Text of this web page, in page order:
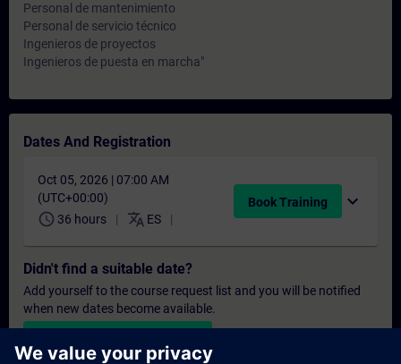
Personal de mantenimiento
Personal de servicio técnico
Ingenieros de proyectos
Ingenieros de puesta en marcha"
Dates And Registration
Oct 05, 2026 | 07:00 AM
(UTC+00:00)
schedule 36 hours translate ES
Book Training expand_more
Didn't find a suitable date?
Add yourself to the course request list and you will be notified
when new dates become available.